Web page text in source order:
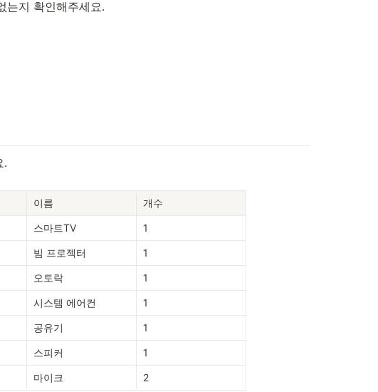
는지 확인해주세요.
.
이름 개수
스마트TV 1
빔 프로젝터 1
오토락 1
시스템 에어컨 1
공유기 1
스피커 1
마이크 2